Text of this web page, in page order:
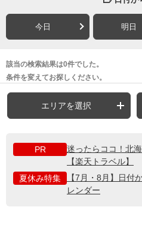
今日 明日
該当の検索結果は0件でした。
条件を変えてお探しください。
エリアを選択
PR
迷ったらココ！北
【楽天トラベル】
夏休み特集
【7月・8月】日付
レンダー